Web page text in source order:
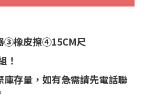
橡皮擦④15CM尺
！
存量，如有急需請先電話聯